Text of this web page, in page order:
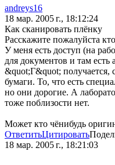
andreys16
18 мар. 2005 г., 18:12:24
Как сканировать плёнку
Расскажите пожалуйста
У меня есть доступ (на
для документов и там
&quot;Г&quot;
бумаги. То, что есть
но они дорогие. А
тоже поблизости нет.
Может кто чёнибудь
ОтветитьЦитировать
18 мар. 2005 г., 18:21:03